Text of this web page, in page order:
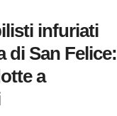
infuriati
di San Felice:
a